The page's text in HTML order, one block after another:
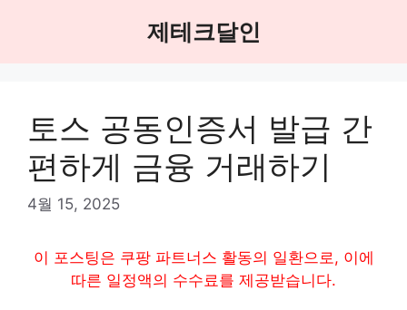
제테크달인
토스 공동인증서 발급 간
편하게 금융 거래하기
4월 15, 2025
이 포스팅은 쿠팡 파트너스 활동의 일환으로, 이에
따른 일정액의 수수료를 제공받습니다.